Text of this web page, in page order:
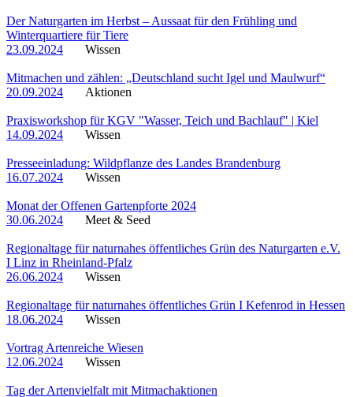
Der Naturgarten im Herbst – Aussaat für den Frühling und
Winterquartiere für Tiere
23.09.2024
Wissen
Mitmachen und zählen: „Deutschland sucht Igel und Maulwurf“
20.09.2024
Aktionen
Praxisworkshop für KGV "Wasser, Teich und Bachlauf" | Kiel
14.09.2024
Wissen
Presseeinladung: Wildpflanze des Landes Brandenburg
16.07.2024
Wissen
Monat der Offenen Gartenpforte 2024
30.06.2024
Meet & Seed
Regionaltage für naturnahes öffentliches Grün des Naturgarten e.V.
I Linz in Rheinland-Pfalz
26.06.2024
Wissen
Regionaltage für naturnahes öffentliches Grün I Kefenrod in Hessen
18.06.2024
Wissen
Vortrag Artenreiche Wiesen
12.06.2024
Wissen
Tag der Artenvielfalt mit Mitmachaktionen